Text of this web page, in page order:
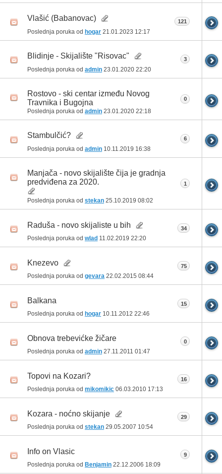
Vlašić (Babanovac)
Poslednja poruka od hogar 21.01.2023 12:17
121
Blidinje - Skijalište "Risovac"
Poslednja poruka od admin 23.01.2020 22:20
3
Rostovo - ski centar između Novog
Travnika i Bugojna
Poslednja poruka od admin 23.01.2020 22:18
0
Stambulčić?
Poslednja poruka od admin 10.11.2019 16:38
6
Manjača - novo skijalište čija je gradnja
predviđena za 2020.
Poslednja poruka od stekan 25.10.2019 08:02
1
Raduša - novo skijaliste u bih
Poslednja poruka od wlad 11.02.2019 22:20
34
Knezevo
Poslednja poruka od gevara 22.02.2015 08:44
75
Balkana
Poslednja poruka od hogar 10.11.2012 22:46
15
Obnova trebevićke žičare
Poslednja poruka od admin 27.11.2011 01:47
0
Topovi na Kozari?
Poslednja poruka od mikomikic 06.03.2010 17:13
16
Kozara - noćno skijanje
Poslednja poruka od stekan 29.05.2007 10:54
29
Info on Vlasic
Poslednja poruka od Benjamin 22.12.2006 18:09
9